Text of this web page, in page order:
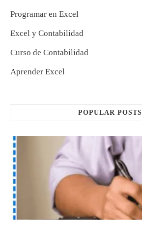
Programar en Excel
Excel y Contabilidad
Curso de Contabilidad
Aprender Excel
POPULAR POSTS